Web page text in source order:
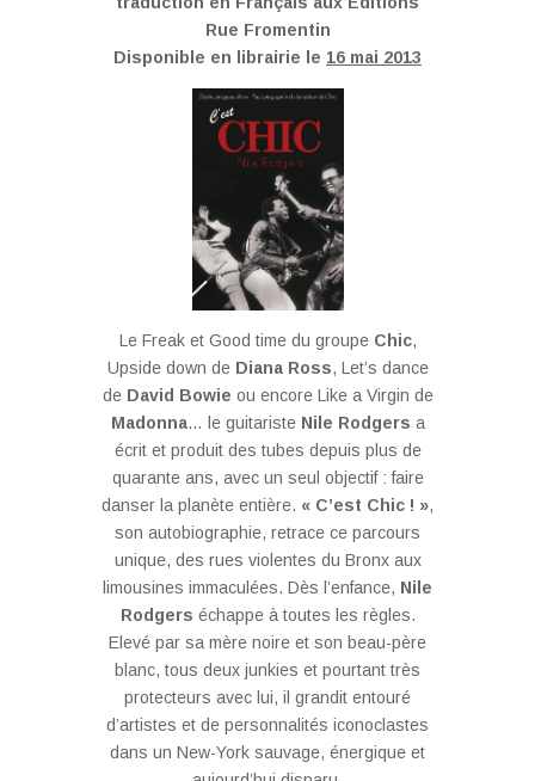
Rue Fromentin
Disponible en librairie le 16 mai 2013
Le Freak et Good time du groupe Chic,
Upside down de Diana Ross, Let’s dance
de David Bowie ou encore Like a Virgin de
Madonna… le guitariste Nile Rodgers a
écrit et produit des tubes depuis plus de
quarante ans, avec un seul objectif : faire
danser la planète entière. « C’est Chic ! »,
son autobiographie, retrace ce parcours
unique, des rues violentes du Bronx aux
limousines immaculées. Dès l’enfance, Nile
Rodgers échappe à toutes les règles.
Elevé par sa mère noire et son beau-père
blanc, tous deux junkies et pourtant très
protecteurs avec lui, il grandit entouré
d’artistes et de personnalités iconoclastes
dans un New-York sauvage, énergique et